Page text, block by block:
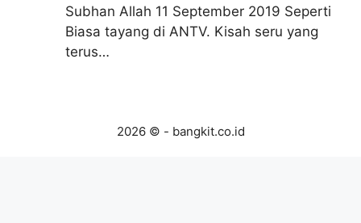
Subhan Allah 11 September 2019 Seperti
Biasa tayang di ANTV. Kisah seru yang
terus…
2026 © - bangkit.co.id